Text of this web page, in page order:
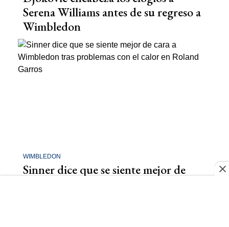
Serena Williams antes de su regreso a
Wimbledon
WIMBLEDON
Sinner dice que se siente mejor de